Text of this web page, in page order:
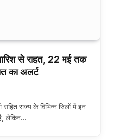
से राहत, 22 मई तक
का अलर्ट
सहित राज्य के विभिन्न जिलों में इन
है, लेकिन…